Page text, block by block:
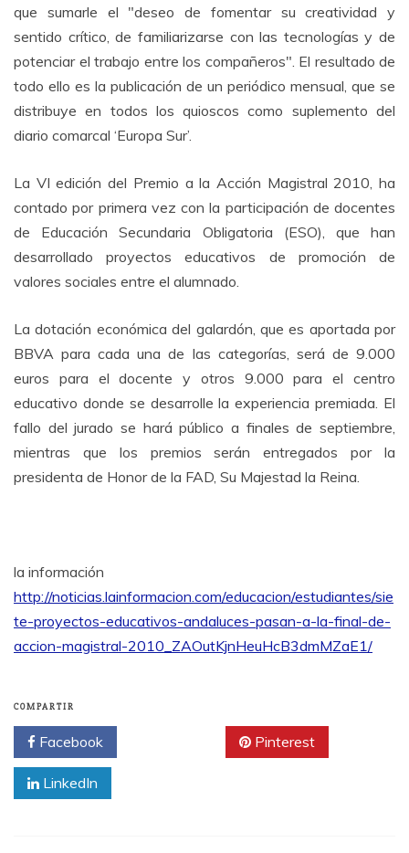
que sumarle el "deseo de fomentar su creatividad y
sentido crítico, de familiarizarse con las tecnologías y de
potenciar el trabajo entre los compañeros". El resultado de
todo ello es la publicación de un periódico mensual, que se
distribuye en todos los quioscos como suplemento del
diario comarcal ‘Europa Sur’.
La VI edición del Premio a la Acción Magistral 2010, ha
contado por primera vez con la participación de docentes
de Educación Secundaria Obligatoria (ESO), que han
desarrollado proyectos educativos de promoción de
valores sociales entre el alumnado.
La dotación económica del galardón, que es aportada por
BBVA para cada una de las categorías, será de 9.000
euros para el docente y otros 9.000 para el centro
educativo donde se desarrolle la experiencia premiada. El
fallo del jurado se hará público a finales de septiembre,
mientras que los premios serán entregados por la
presidenta de Honor de la FAD, Su Majestad la Reina.
la información
http://noticias.lainformacion.com/educacion/estudiantes/sie
te-proyectos-educativos-andaluces-pasan-a-la-final-de-
accion-magistral-2010_ZAOutKjnHeuHcB3dmMZaE1/
COMPARTIR
Facebook Pinterest
LinkedIn